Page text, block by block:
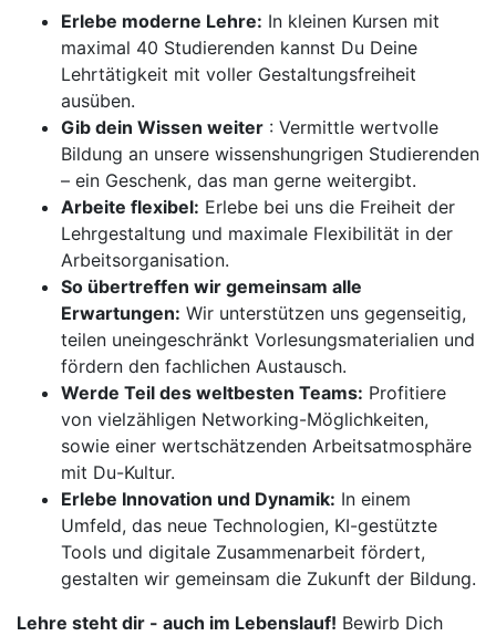
Erlebe moderne Lehre: In kleinen Kursen mit
maximal 40 Studierenden kannst Du Deine
Lehrtätigkeit mit voller Gestaltungsfreiheit
ausüben.
Gib dein Wissen weiter : Vermittle wertvolle
Bildung an unsere wissenshungrigen Studierenden
– ein Geschenk, das man gerne weitergibt.
Arbeite flexibel: Erlebe bei uns die Freiheit der
Lehrgestaltung und maximale Flexibilität in der
Arbeitsorganisation.
So übertreffen wir gemeinsam alle
Erwartungen: Wir unterstützen uns gegenseitig,
teilen uneingeschränkt Vorlesungsmaterialien und
fördern den fachlichen Austausch.
Werde Teil des weltbesten Teams: Profitiere
von vielzähligen Networking-Möglichkeiten,
sowie einer wertschätzenden Arbeitsatmosphäre
mit Du-Kultur.
Erlebe Innovation und Dynamik: In einem
Umfeld, das neue Technologien, KI-gestützte
Tools und digitale Zusammenarbeit fördert,
gestalten wir gemeinsam die Zukunft der Bildung.
Lehre steht dir - auch im Lebenslauf! Bewirb Dich